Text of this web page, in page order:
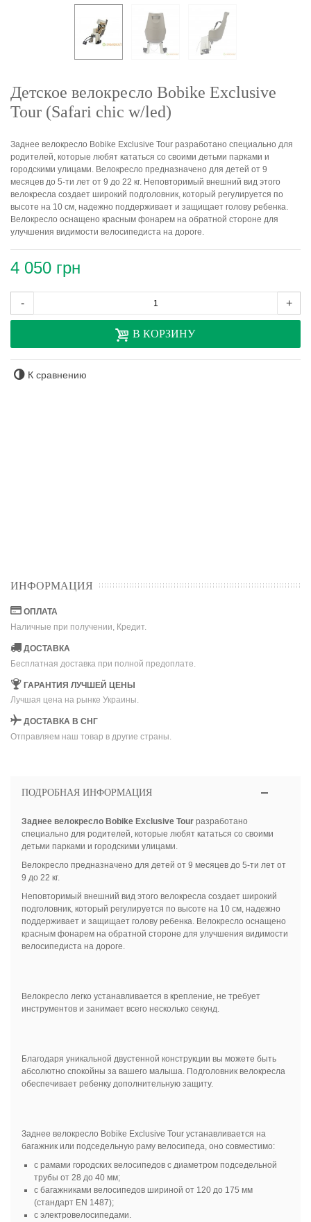
Детское велокресло Bobike Exclusive
Tour (Safari chic w/led)
Заднее велокресло Bobike Exclusive Tour разработано специально для
родителей, которые любят кататься со своими детьми парками и
городскими улицами. Велокресло предназначено для детей от 9
месяцев до 5-ти лет от 9 до 22 кг. Неповторимый внешний вид этого
велокресла создает широкий подголовник, который регулируется по
высоте на 10 см, надежно поддерживает и защищает голову ребенка.
Велокресло оснащено красным фонарем на обратной стороне для
улучшения видимости велосипедиста на дороге.
4 050 грн
- +
В КОРЗИНУ
К сравнению
ИНФОРМАЦИЯ
ОПЛАТА
Наличные при получении, Кредит.
ДОСТАВКА
Бесплатная доставка при полной предоплате.
ГАРАНТИЯ ЛУЧШЕЙ ЦЕНЫ
Лучшая цена на рынке Украины.
ДОСТАВКА В СНГ
Отправляем наш товар в другие страны.
ПОДРОБНАЯ ИНФОРМАЦИЯ
Заднее велокресло Bobike Exclusive Tourразработано
специально для родителей, которые любят кататься со своими
детьми парками и городскими улицами.
Велокресло предназначено для детей от 9 месяцев до 5-ти лет от
9 до 22 кг.
Неповторимый внешний вид этого велокресла создает широкий
подголовник, который регулируется по высоте на 10 см, надежно
поддерживает и защищает голову ребенка. Велокресло оснащено
красным фонарем на обратной стороне для улучшения видимости
велосипедиста на дороге.
Велокресло легко устанавливается в крепление, не требует
инструментов и занимает всего несколько секунд.
Благодаря уникальной двустенной конструкции вы можете быть
абсолютно спокойны за вашего малыша. Подголовник велокресла
обеспечивает ребенку дополнительную защиту.
Заднее велокресло Bobike Exclusive Tour устанавливается на
багажник или подседельную раму велосипеда, оно совместимо:
с рамами городских велосипедов с диаметром подседельной
трубы от 28 до 40 мм;
с багажниками велосипедов шириной от 120 до 175 мм
(стандарт EN 1487);
с электровелосипедами.